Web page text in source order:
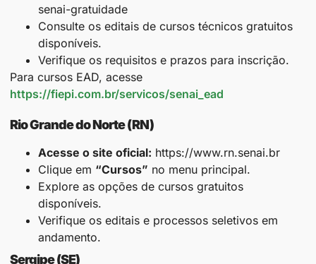
senai-gratuidade
Consulte os editais de cursos técnicos gratuitos
disponíveis.
Verifique os requisitos e prazos para inscrição.
Para cursos EAD, acesse
https://fiepi.com.br/servicos/senai_ead
Rio Grande do Norte (RN)
Acesse o site oficial: https://www.rn.senai.br
Clique em “Cursos” no menu principal.
Explore as opções de cursos gratuitos
disponíveis.
Verifique os editais e processos seletivos em
andamento.​
Sergipe (SE)